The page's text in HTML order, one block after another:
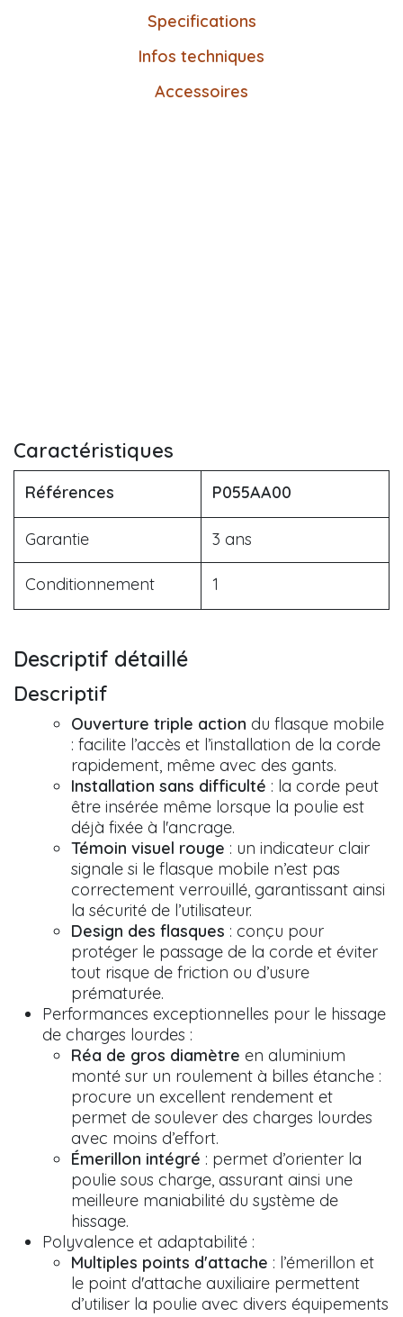
Specifications
Infos techniques
Accessoires
Caractéristiques
Références P055AA00
Garantie 3 ans
Conditionnement 1
Descriptif détaillé
Descriptif
Ouverture triple action du flasque mobile
: facilite l’accès et l’installation de la corde
rapidement, même avec des gants.
Installation sans difficulté : la corde peut
être insérée même lorsque la poulie est
déjà fixée à l'ancrage.
Témoin visuel rouge : un indicateur clair
signale si le flasque mobile n’est pas
correctement verrouillé, garantissant ainsi
la sécurité de l’utilisateur.
Design des flasques : conçu pour
protéger le passage de la corde et éviter
tout risque de friction ou d’usure
prématurée.
Performances exceptionnelles pour le hissage
de charges lourdes :
Réa de gros diamètre en aluminium
monté sur un roulement à billes étanche :
procure un excellent rendement et
permet de soulever des charges lourdes
avec moins d’effort.
Émerillon intégré : permet d’orienter la
poulie sous charge, assurant ainsi une
meilleure maniabilité du système de
hissage.
Polyvalence et adaptabilité :
Multiples points d'attache : l’émerillon et
le point d'attache auxiliaire permettent
d’utiliser la poulie avec divers équipements